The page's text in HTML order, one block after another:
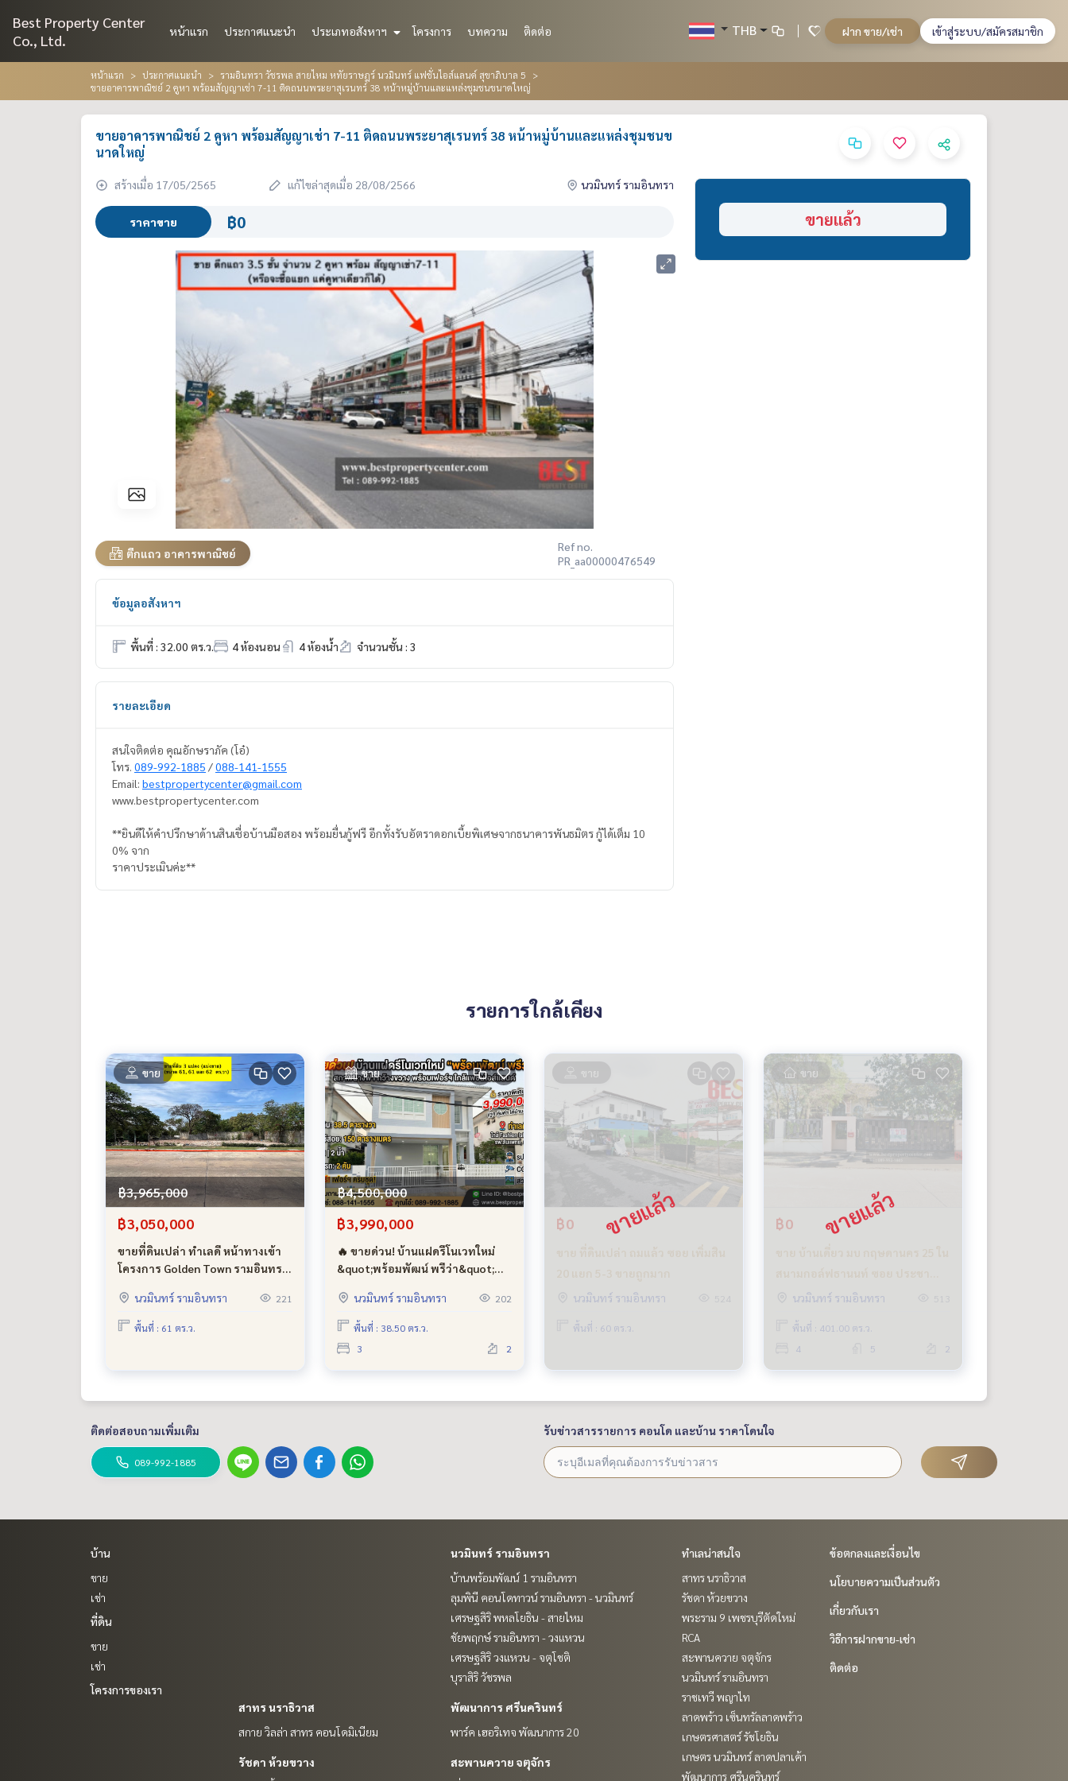
Best Property Center
Co., Ltd.
หน้าแรก ประกาศแนะนำ ประเภทอสังหาฯ โครงการ บทความ ติดต่อ THB ฝาก ขาย/เช่า เข้าสู่ระบบ/สมัครสมาชิก
หน้าแรก ประกาศแนะนำ
รามอินทรา วัชรพล สายไหม หทัยราษฎร์ นวมินทร์ แฟชั่นไอส์แลนด์ สุขาภิบาล 5
ขายอาคารพาณิชย์ 2 คูหา พร้อมสัญญาเช่า 7-11 ติดถนนพระยาสุเรนทร์ 38 หน้าหมู่บ้านและแหล่งชุมชนขนาดใหญ่
ขายอาคารพาณิชย์ 2 คูหา พร้อมสัญญาเช่า 7-11 ติดถนนพระยาสุเรนทร์ 38 หน้าหมู่บ้านและแหล่งชุมชนข
นาดใหญ่
สร้างเมื่อ 17/05/2565 แก้ไขล่าสุดเมื่อ 28/08/2566 นวมินทร์ รามอินทรา
ราคาขาย ฿0
ตึกแถว อาคารพาณิชย์
Ref no.
PR_aa00000476549
ข้อมูลอสังหาฯ
พื้นที่ : 32.00 ตร.ว. 4 ห้องนอน 4 ห้องน้ำ จำนวนชั้น : 3
รายละเอียด
สนใจติดต่อ คุณอักษราภัค (โอ๋)
โทร. 089-992-1885 /088-141-1555
Email: bestpropertycenter@gmail.com
www.bestpropertycenter.com
**ยินดีให้คำปรึกษาด้านสินเชื่อบ้านมือสอง พร้อมยื่นกู้ฟรี อีกทั้งรับอัตราดอกเบี้ยพิเศษจากธนาคารพันธมิตร กู้ได้เต็ม 10
0% จาก
ราคาประเมินค่ะ**
ขายแล้ว
รายการใกล้เคียง
ขาย
฿3,965,000
฿3,050,000
ขายที่ดินเปล่า ทำเลดี หน้าทางเข้า
โครงการ Golden Town รามอินทรา
รถไฟฟ้า และ ทางด่วน
นวมินทร์ รามอินทรา 221
พื้นที่ : 61 ตร.ว.
ขาย
฿4,500,000
฿3,990,000
🔥 ขายด่วน! บ้านแฝดรีโนเวทใหม่
&quot;พร้อมพัฒน์ พรีว่า&quot;
กว้างขวาง พร้อมเฟอร์ฯ ใกล้แฟชั่น
ไอส์แลนด์ 🔥
นวมินทร์ รามอินทรา 202
พื้นที่ : 38.50 ตร.ว.
3
2
ขาย
฿0
นวมินทร์ รามอินทรา
พื้นที่ : 60 ตร.ว.
ขาย
฿0
ร่วมใจ 31 บนเนื้อที่ 401 ตารางวา
นวมินทร์ รามอินทรา
พื้นที่ : 401.00 ตร.ว.
4
5 2
ติดต่อสอบถามเพิ่มเติม
089-992-1885
รับข่าวสารรายการ คอนโด และบ้าน ราคาโดนใจ
บ้าน
ขาย
เช่า
ที่ดิน
ขาย
เช่า
โครงการของเรา
นวมินทร์ รามอินทรา
บ้านพร้อมพัฒน์ 1 รามอินทรา
ลุมพินี คอนโดทาวน์ รามอินทรา - นวมินทร์
เศรษฐสิริ พหลโยธิน - สายไหม
ชัยพฤกษ์ รามอินทรา - วงแหวน
เศรษฐสิริ วงแหวน - จตุโชติ
บุราสิริ วัชรพล
สาทร นราธิวาส
สกาย วิลล่า สาทร คอนโดมิเนียม
พัฒนาการ ศรีนครินทร์
พาร์ค เฮอริเทจ พัฒนาการ 20
รัชดา ห้วยขวาง
สะพานควาย จตุจักร
ทำเลน่าสนใจ
สาทร นราธิวาส
รัชดา ห้วยขวาง
พระราม 9 เพชรบุรีตัดใหม่
RCA
สะพานควาย จตุจักร
นวมินทร์ รามอินทรา
ราชเทวี พญาไท
ลาดพร้าว เซ็นทรัลลาดพร้าว
เกษตรศาสตร์ รัชโยธิน
เกษตร นวมินทร์ ลาดปลาเค้า
พัฒนาการ ศรีนครินทร์
ข้อตกลงและเงื่อนไข
นโยบายความเป็นส่วนตัว
เกี่ยวกับเรา
วิธีการฝากขาย-เช่า
ติดต่อ